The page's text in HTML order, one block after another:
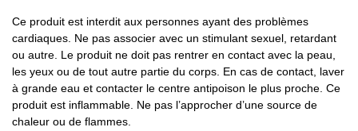
Ce produit est interdit aux personnes ayant des problèmes
cardiaques. Ne pas associer avec un stimulant sexuel, retardant
ou autre. Le produit ne doit pas rentrer en contact avec la peau,
les yeux ou de tout autre partie du corps. En cas de contact, laver
à grande eau et contacter le centre antipoison le plus proche. Ce
produit est inflammable. Ne pas l’approcher d’une source de
chaleur ou de flammes.